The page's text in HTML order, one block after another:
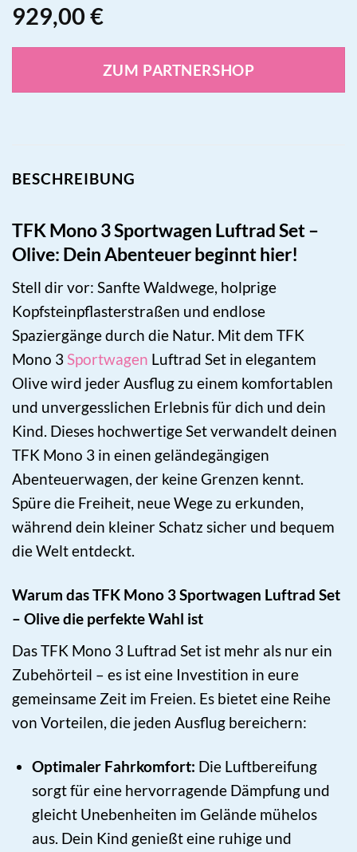
929,00 €
ZUM PARTNERSHOP
BESCHREIBUNG
TFK Mono 3 Sportwagen Luftrad Set –
Olive: Dein Abenteuer beginnt hier!
Stell dir vor: Sanfte Waldwege, holprige
Kopfsteinpflasterstraßen und endlose
Spaziergänge durch die Natur. Mit dem TFK
Mono 3Sportwagen Luftrad Set in elegantem
Olive wird jeder Ausflug zu einem komfortablen
und unvergesslichen Erlebnis für dich und dein
Kind. Dieses hochwertige Set verwandelt deinen
TFK Mono 3 in einen geländegängigen
Abenteuerwagen, der keine Grenzen kennt.
Spüre die Freiheit, neue Wege zu erkunden,
während dein kleiner Schatz sicher und bequem
die Welt entdeckt.
Warum das TFK Mono 3 Sportwagen Luftrad Set
– Olive die perfekte Wahl ist
Das TFK Mono 3 Luftrad Set ist mehr als nur ein
Zubehörteil – es ist eine Investition in eure
gemeinsame Zeit im Freien. Es bietet eine Reihe
von Vorteilen, die jeden Ausflug bereichern:
Optimaler Fahrkomfort: Die Luftbereifung
sorgt für eine hervorragende Dämpfung und
gleicht Unebenheiten im Gelände mühelos
aus. Dein Kind genießt eine ruhige und